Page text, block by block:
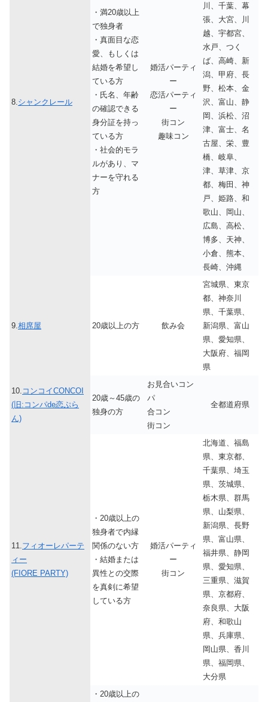
8. シャンクレール
・満20歳以上
で独身者
・真面目な恋
愛、もしくは
結婚を希望し
ている方
・氏名、年齢
の確認できる
身分証を持っ
ている方
・社会的モラ
ルがあり、マ
ナーを守れる
方
婚活パーティ
ー
恋活パーティ
ー
街コン
趣味コン
川、千葉、幕
張、大宮、川
越、宇都宮、
水戸、つく
ば、高崎、新
潟、甲府、長
野、松本、金
沢、富山、静
岡、浜松、沼
津、富士、名
古屋、栄、豊
橋、岐阜、
津、草津、京
都、梅田、神
戸、姫路、和
歌山、岡山、
広島、高松、
博多、天神、
小倉、熊本、
長崎、沖縄
9. 相席屋 20歳以上の方 飲み会
宮城県、東京
都、神奈川
県、千葉県、
新潟県、富山
県、愛知県、
大阪府、福岡
県
10. コンコイCONCOI
(旧:コンパde恋ぷら
ん)
20歳～45歳の
独身の方
お見合いコン
パ
合コン
街コン
全都道府県
11. フィオーレパーテ
ィー
(FIORE PARTY)
・20歳以上の
独身者で内縁
関係のない方
・結婚または
異性との交際
を真剣に希望
している方
婚活パーティ
ー
街コン
北海道、福島
県、東京都、
千葉県、埼玉
県、茨城県、
栃木県、群馬
県、山梨県、
新潟県、長野
県、富山県、
福井県、静岡
県、愛知県、
三重県、滋賀
県、京都府、
奈良県、大阪
府、和歌山
県、兵庫県、
岡山県、香川
県、福岡県、
大分県
・20歳以上の